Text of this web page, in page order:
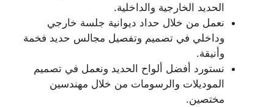
الحديد الخارجية والداخلية.
نعمل من خلال حداد ديوانية جلسة خارجي
وداخلي في تصميم وتفصيل مجالس حديد فخمة
وأنيقة.
نستورد أفضل ألواح الحديد ونعمل في تصميم
الموديلات والرسومات من خلال مهندسين
مختصين.